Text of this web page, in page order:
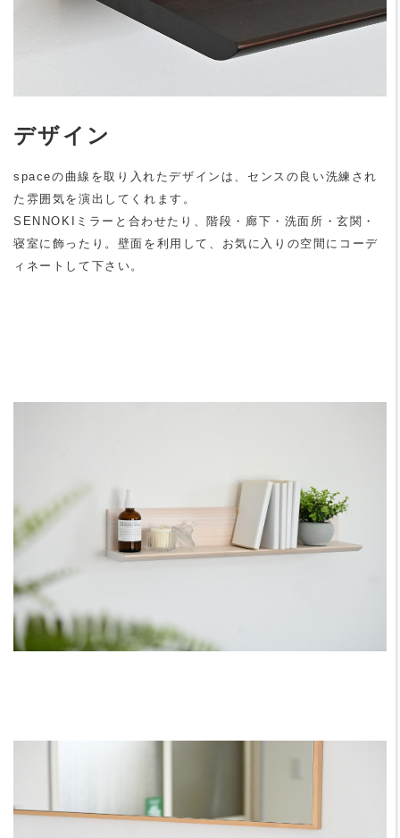
デザイン
spaceの曲線を取り入れたデザインは、センスの良い洗練され
た雰囲気を演出してくれます。
SENNOKIミラーと合わせたり、階段・廊下・洗面所・玄関・
寝室に飾ったり。壁面を利用して、お気に入りの空間にコーデ
ィネートして下さい。